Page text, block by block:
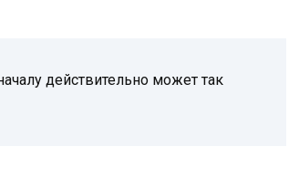
действительно может так